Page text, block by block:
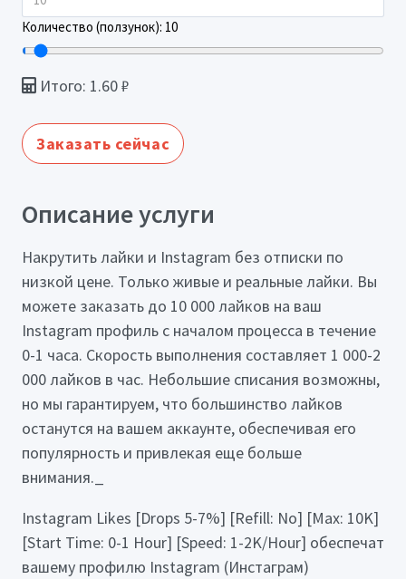
Количество (ползунок): 10
Итого: 1.60₽
Заказать сейчас
Описание услуги
Накрутить лайки и Instagram без отписки по
низкой цене. Только живые и реальные лайки. Вы
можете заказать до 10 000 лайков на ваш
Instagram профиль с началом процесса в течение
0-1 часа. Скорость выполнения составляет 1 000-2
000 лайков в час. Небольшие списания возможны,
но мы гарантируем, что большинство лайков
останутся на вашем аккаунте, обеспечивая его
популярность и привлекая еще больше
внимания._
Instagram Likes [Drops 5-7%] [Refill: No] [Max: 10K]
[Start Time: 0-1 Hour] [Speed: 1-2K/Hour] обеспечат
вашему профилю Instagram (Инстаграм)